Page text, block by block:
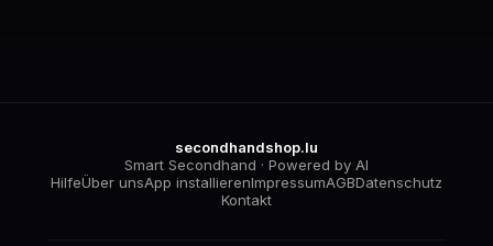
secondhandshop.lu
Smart Secondhand · Powered by AI
HilfeÜber unsApp installierenImpressumAGBDatenschutz
Kontakt